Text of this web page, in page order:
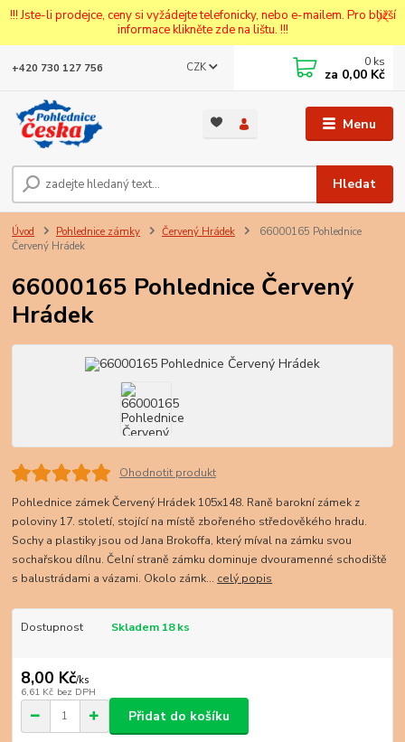
!!! Jste-li prodejce, ceny si vyžádejte telefonicky, nebo e-mailem. Pro bližší
informace klikněte zde na lištu. !!!
Menu
CZK
Hledat
+420 730 127 756 0 ks
za 0,00 Kč
Úvod Pohlednice zámky Červený Hrádek
66000165 Pohlednice
Červený Hrádek
66000165 Pohlednice Červený
Hrádek
Ohodnotit produkt
Pohlednice zámek Červený Hrádek 105x148. Raně barokní zámek z
poloviny 17. století, stojící na místě zbořeného středověkého hradu.
Sochy a plastiky jsou od Jana Brokoffa, který míval na zámku svou
sochařskou dílnu. Čelní straně zámku dominuje dvouramenné schodiště
s balustrádami a vázami. Okolo zámk... celý popis
Dostupnost Skladem 18 ks
8,00 Kč/ks
6,61 Kč bez DPH
Přidat do košíku